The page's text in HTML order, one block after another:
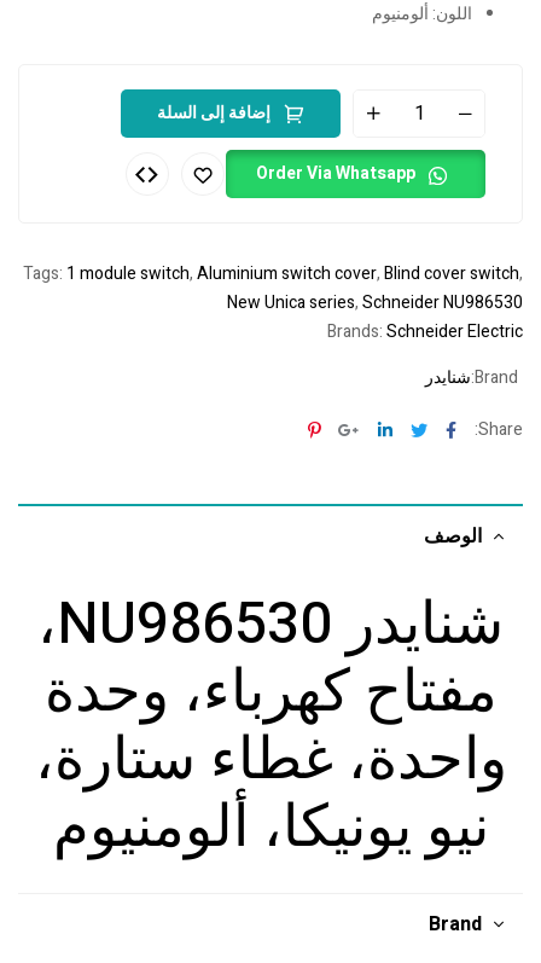
اللون: ألومنيوم
إضافة إلى السلة
Order Via Whatsapp
Tags: 1 module switch,Aluminium switch cover,Blind cover switch,
New Unica series,Schneider NU986530
Brands:Schneider Electric
Brand:شنايدر
Share:
Facebook
Twitter
Linkedin
Google+
Pinterest
الوصف
شنايدر NU986530،
مفتاح كهرباء، وحدة
واحدة، غطاء ستارة،
نيو يونيكا، ألومنيوم
Brand